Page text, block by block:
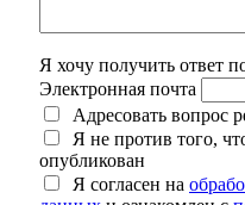
Я хочу получить ответ
Электронная почта
Адресовать вопрос
Я не против того,
опубликован
Я согласен на